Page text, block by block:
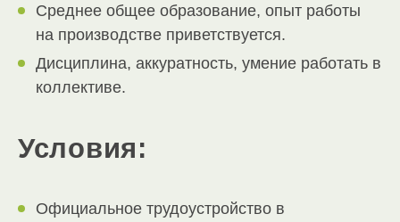
Среднее общее образование, опыт работы
на производстве приветствуется.
Дисциплина, аккуратность, умение работать в
коллективе.
Условия:
Официальное трудоустройство в